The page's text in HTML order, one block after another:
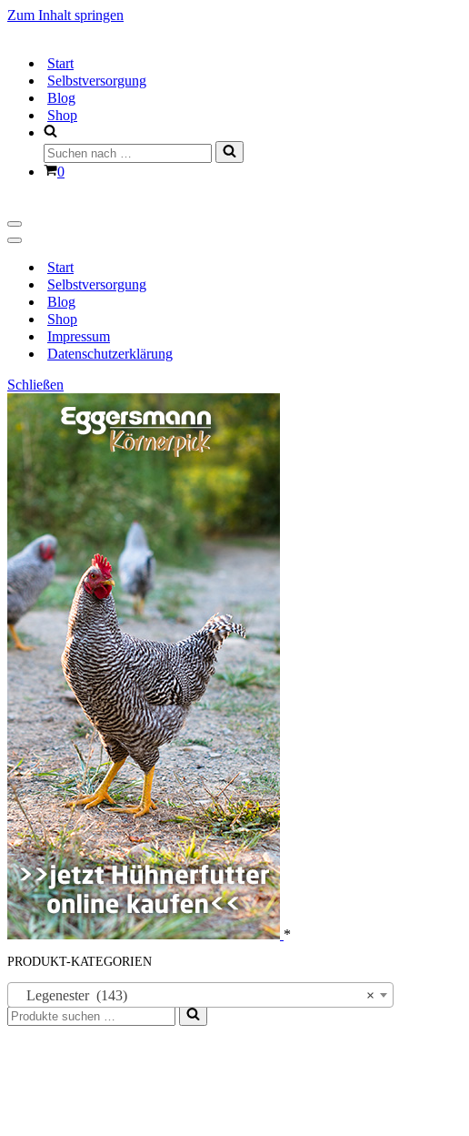
Zum Inhalt springen
Start
Selbstversorgung
Blog
Shop
Suchen
nach …
Warenkorb
0
Navigationsmenü
Navigationsmenü
Start
Selbstversorgung
Blog
Shop
Impressum
Datenschutzerklärung
Schließen
*
PRODUKT-KATEGORIEN
×
Legenester (143)
Suchen
nach …